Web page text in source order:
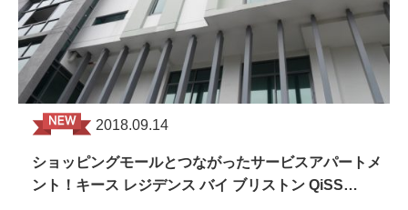
2018.09.14
ショッピングモールとつながったサービスアパートメ
ント！キース レジデンス バイ ブリストン QiSS…